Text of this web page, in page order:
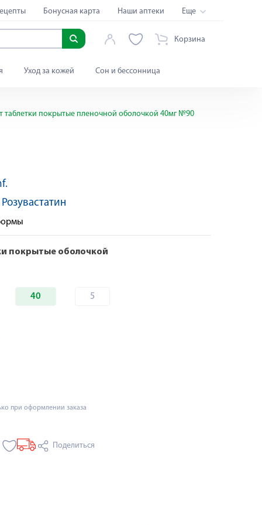
Бонусная карта Наши аптеки Еще
Корзина
Уход за кожей Сон и бессонница
таблетки покрытые пленочной оболочкой 40мг №90
Розувастатин
покрытые оболочкой
40 5
при оформлении заказа
Поделиться